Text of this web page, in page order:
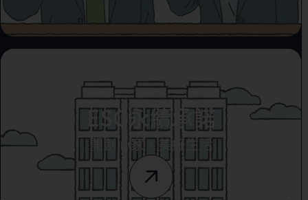
ESG永續承諾
開創心家，美好生活